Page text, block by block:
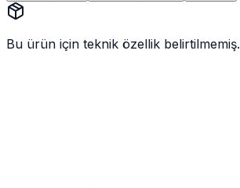
Bu ürün için teknik özellik belirtilmemiş.